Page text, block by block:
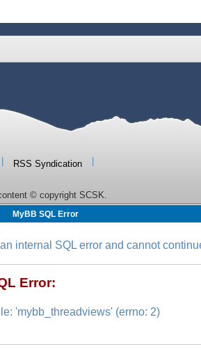
RSS Syndication
© copyright SCSK.
MyBB SQL Error
internal SQL error and cannot
Error:
'mybb_threadviews' (errno: 2)